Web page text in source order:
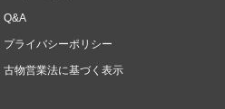
Q&A
プライバシーポリシー
古物営業法に基づく表示